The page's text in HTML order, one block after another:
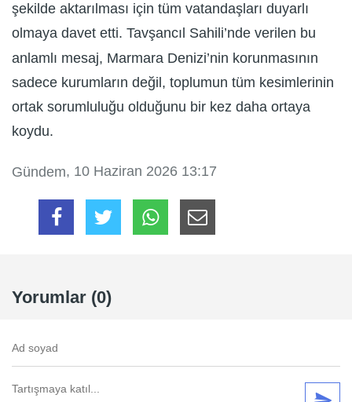
şekilde aktarılması için tüm vatandaşları duyarlı
olmaya davet etti. Tavşancıl Sahili’nde verilen bu
anlamlı mesaj, Marmara Denizi’nin korunmasının
sadece kurumların değil, toplumun tüm kesimlerinin
ortak sorumluluğu olduğunu bir kez daha ortaya
koydu.
Gündem, 10 Haziran 2026 13:17
Yorumlar (0)